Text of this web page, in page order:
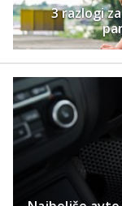
3 razlogi